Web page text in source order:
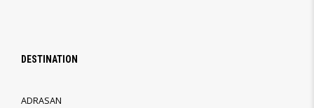
DESTINATION
ADRASAN